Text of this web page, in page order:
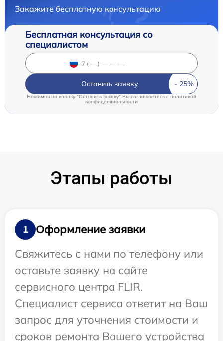
Закажите бесплатную консультацию
Бесплатная консультация со
специалистом
Оставить заявку
Нажимая на кнопку "Оставить заявку" Вы соглашаетесь c политикой
конфиденциальности
Этапы работы
1
Оформление заявки
Свяжитесь с нами по телефону или
оставьте заявку на сайте
сервисного центра FLIR.
Специалист сервиса ответит на Ваш
запрос для уточнения стоимости и
сроков ремонта Вашего устройства